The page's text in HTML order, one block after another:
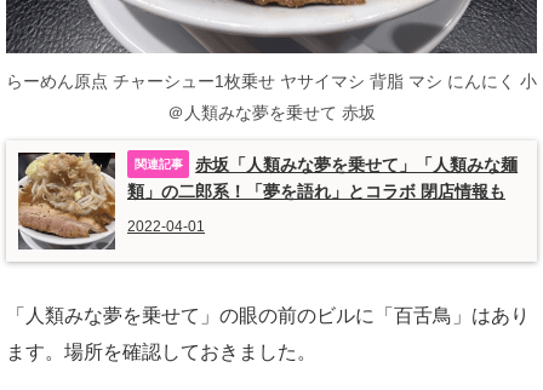
らーめん原点 チャーシュー1枚乗せ ヤサイマシ 背脂 マシ にんにく 小
＠人類みな夢を乗せて 赤坂
赤坂「人類みな夢を乗せて」「人類みな麺
類」の二郎系！「夢を語れ」とコラボ 閉店情報も
2022-04-01
「人類みな夢を乗せて」の眼の前のビルに「百舌鳥」はあり
ます。場所を確認しておきました。